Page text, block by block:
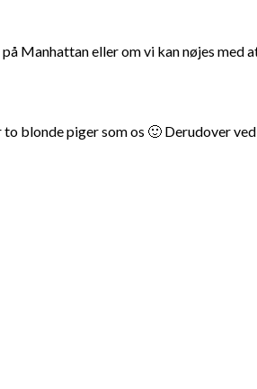
Manhattan eller om vi kan nøjes med
blonde piger som os 🙂 Derudover